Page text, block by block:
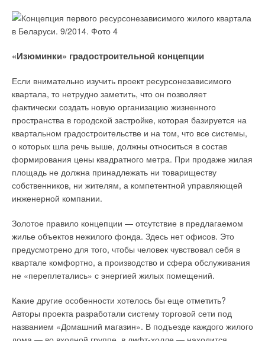
«Изюминки» градостроительной концепции
Если внимательно изучить проект ресурсонезависимого
квартала, то нетрудно заметить, что он позволяет
фактически создать новую организацию жизненного
пространства в городской застройке, которая базируется на
квартальном градостроительстве и на том, что все системы,
о которых шла речь выше, должны относиться в состав
формирования цены квадратного метра. При продаже жилая
площадь не должна принадлежать ни товариществу
собственников, ни жителям, а компетентной управляющей
инженерной компании.
Золотое правило концепции — отсутствие в предлагаемом
жилье объектов нежилого фонда. Здесь нет офисов. Это
предусмотрено для того, чтобы человек чувствовал себя в
квартале комфортно, а производство и сфера обслуживания
не «переплетались» с энергией жилых помещений.
Какие другие особенности хотелось бы еще отметить?
Авторы проекта разработали систему торговой сети под
названием «Домашний магазин». В подъезде каждого жилого